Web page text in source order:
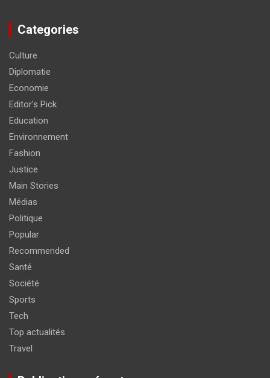
Categories
Culture
Diplomatie
Economie
Editor's Pick
Education
Environnement
Fashion
Justice
Main Stories
Médias
Politique
Popular
Recommended
Santé
Société
Sports
Tech
Top actualités
Travel